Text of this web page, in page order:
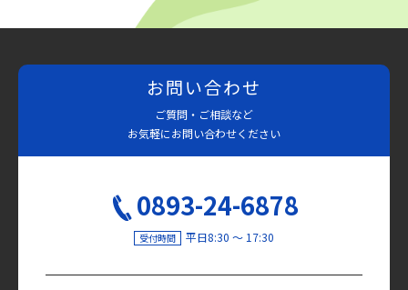
お問い合わせ
ご質問・ご相談など
お気軽にお問い合わせください
0893-24-6878
受付時間 平日8:30 〜 17:30